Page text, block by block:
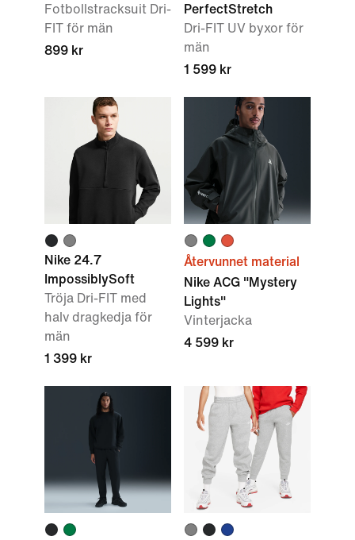
Fotbollstracksuit Dri-
FIT för män
899 kr
PerfectStretch
Dri-FIT UV byxor för
män
1 599 kr
Nike 24.7
ImpossiblySoft
Tröja Dri-FIT med
halv dragkedja för
män
1 399 kr
Återvunnet material
Nike ACG "Mystery
Lights"
Vinterjacka
4 599 kr